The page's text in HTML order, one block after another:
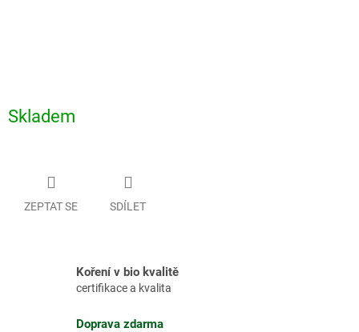
Skladem
ZEPTAT SE SDÍLET
Koření v bio kvalitě
certifikace a kvalita
Doprava zdarma